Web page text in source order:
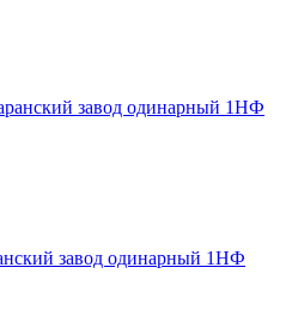
завод одинарный 1НФ